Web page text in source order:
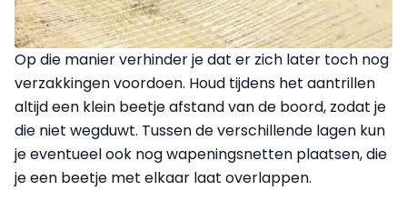
Op die manier verhinder je dat er zich later toch nog
verzakkingen voordoen. Houd tijdens het aantrillen
altijd een klein beetje afstand van de boord, zodat je
die niet wegduwt. Tussen de verschillende lagen kun
je eventueel ook nog wapeningsnetten plaatsen, die
je een beetje met elkaar laat overlappen.